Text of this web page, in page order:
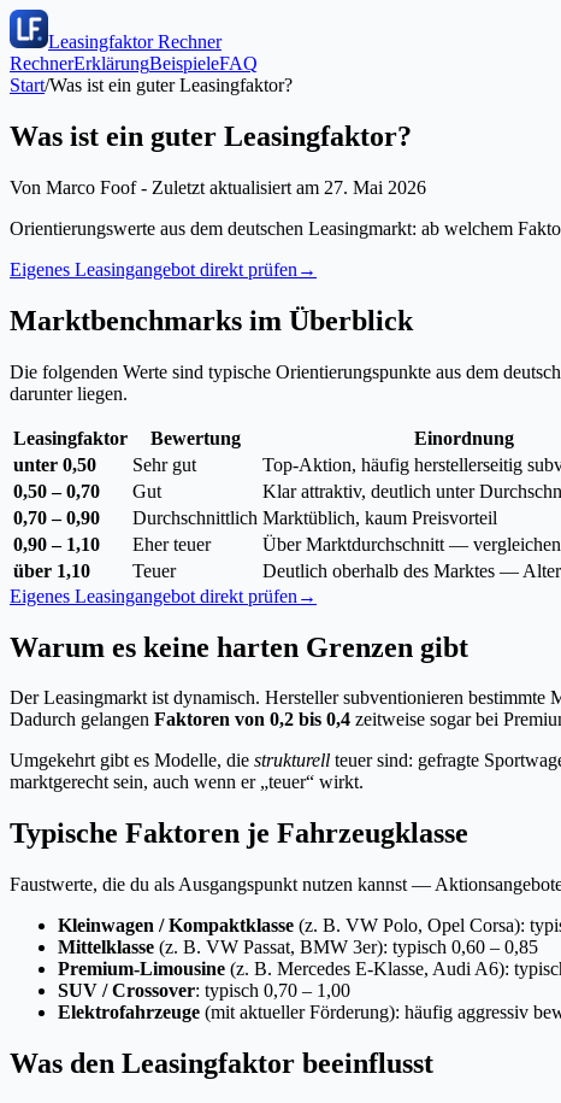
Leasingfaktor Rechner
RechnerErklärungBeispieleFAQ
Start/Was ist ein guter Leasingfaktor?
Was ist ein guter Leasingfaktor?
Von Marco Foof - Zuletzt aktualisiert am 27. Mai 2026
Orientierungswerte aus dem deutschen Leasingmarkt: ab welchem
Eigenes Leasingangebot direkt prüfen →
Marktbenchmarks im Überblick
Die folgenden Werte sind typische Orientierungspunkte aus dem
darunter liegen.
Leasingfaktor Bewertung
Einordnung
unter 0,50
Sehr gut
Top-Aktion, häufig herstellerseitig
0,50 – 0,70
Gut
Klar attraktiv, deutlich unter
0,70 – 0,90
Durchschnittlich Marktüblich, kaum Preisvorteil
0,90 – 1,10
Eher teuer
Über Marktdurchschnitt —
über 1,10
Teuer
Deutlich oberhalb des Marktes —
Eigenes Leasingangebot direkt prüfen →
Warum es keine harten Grenzen gibt
Der Leasingmarkt ist dynamisch. Hersteller subventionieren
Dadurch gelangen Faktoren von 0,2 bis 0,4 zeitweise sogar bei
Umgekehrt gibt es Modelle, die strukturell teuer sind: gefragte
marktgerecht sein, auch wenn er „teuer“ wirkt.
Typische Faktoren je Fahrzeugklasse
Faustwerte, die du als Ausgangspunkt nutzen kannst —
Kleinwagen / Kompaktklasse (z. B. VW Polo, Opel Corsa):
Mittelklasse (z. B. VW Passat, BMW 3er): typisch 0,60 – 0,85
Premium-Limousine (z. B. Mercedes E-Klasse, Audi A6):
SUV / Crossover: typisch 0,70 – 1,00
Elektrofahrzeuge (mit aktueller Förderung): häufig aggressiv
Was den Leasingfaktor beeinflusst